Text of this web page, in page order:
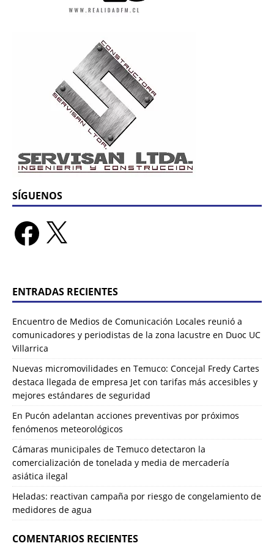
SÍGUENOS
ENTRADAS RECIENTES
Encuentro de Medios de Comunicación Locales reunió a
comunicadores y periodistas de la zona lacustre en Duoc UC
Villarrica
Nuevas micromovilidades en Temuco: Concejal Fredy Cartes
destaca llegada de empresa Jet con tarifas más accesibles y
mejores estándares de seguridad
En Pucón adelantan acciones preventivas por próximos
fenómenos meteorológicos
Cámaras municipales de Temuco detectaron la
comercialización de tonelada y media de mercadería
asiática ilegal
Heladas: reactivan campaña por riesgo de congelamiento de
medidores de agua
COMENTARIOS RECIENTES